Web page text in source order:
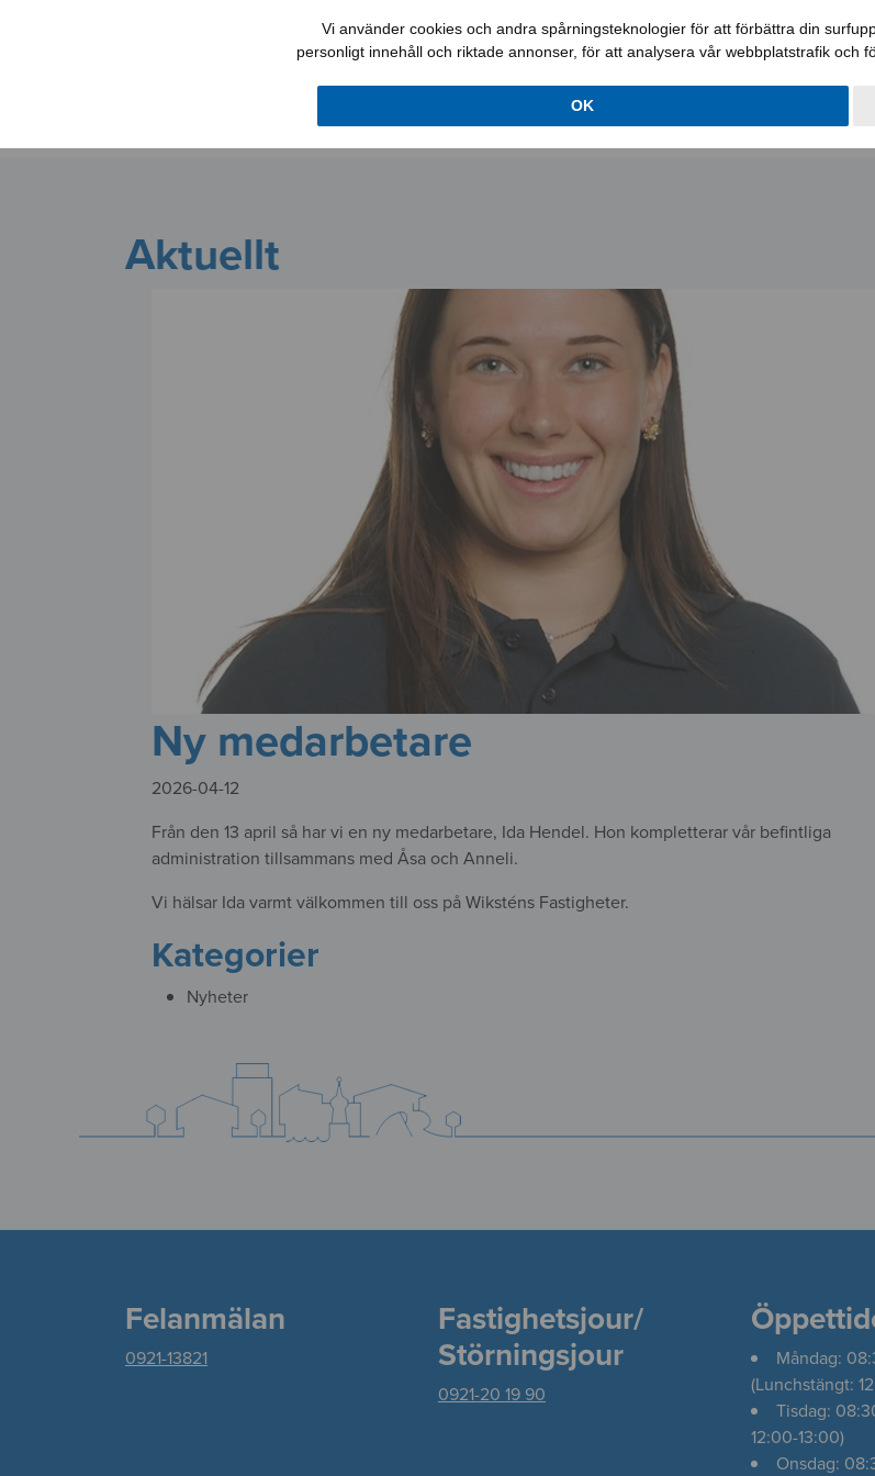
Vi använder cookies och andra spårningsteknologier för att förbättra din
personligt innehåll och riktade annonser, för att analysera vår webbplatstrafik och
OK
Lediga jobb Aktuellt
Om oss
Aktuellt
Ny medarbetare
2026-04-12
Från den 13 april så har vi en ny medarbetare, Ida Hendel. Hon kompletterar vår befintliga
administration tillsammans med Åsa och Anneli.
Vi hälsar Ida varmt välkommen till oss på Wiksténs Fastigheter.
Kategorier
Nyheter
Felanmälan
0921-13821
Fastighetsjour/
Störningsjour
0921-20 19 90
Måndag:
(Lunchstängt:
Tisdag:
12:00-13:00)
Onsdag: